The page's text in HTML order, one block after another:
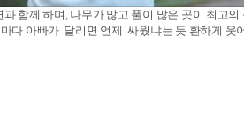
함께 하며, 나무가 많고 풀이 많은 곳이 최고
다 아빠가 달리면 언제 싸웠냐는 듯 환하게 웃